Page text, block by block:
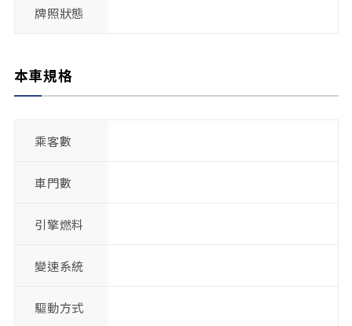
牌照狀態
本車規格
乘客數
車門數
引擎燃料
變速系統
驅動方式